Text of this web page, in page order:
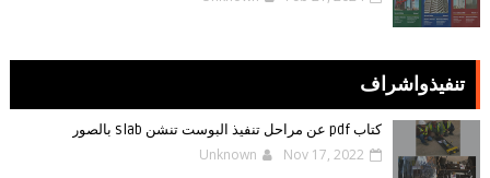
تنفيذواشراف
كتاب pdf عن مراحل تنفيذ البوست تنشن slab بالصور
Unknown Nov 17, 2022